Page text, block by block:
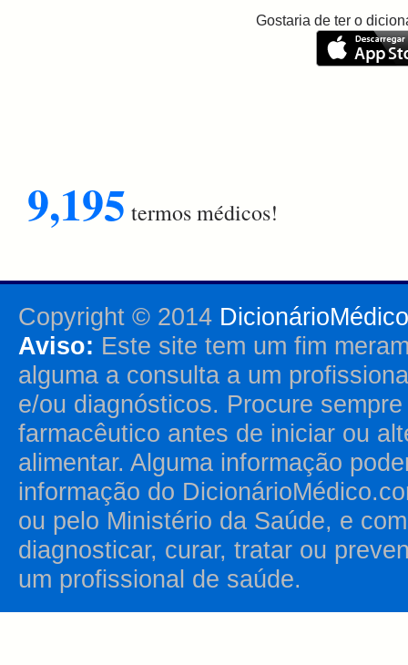
Gostaria de ter o
9,195 termos médicos!
Copyright © 2014
Aviso: Este site tem um fim
alguma a consulta a um
e/ou diagnósticos. Procure
farmacêutico antes de iniciar ou
alimentar. Alguma informação
informação do
ou pelo Ministério da Saúde, e
diagnosticar, curar, tratar ou
um profissional de saúde.